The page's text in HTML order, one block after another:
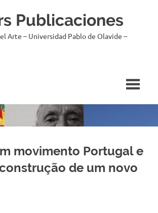
Publicaciones
Arte – Universidad Pablo de Olavide –
movimento Portugal e
de um novo